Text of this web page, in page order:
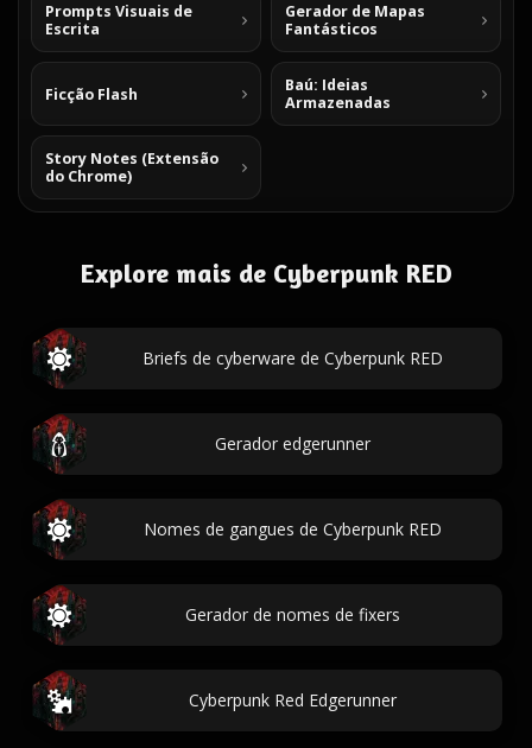
Prompts Visuais de
Escrita
Gerador de Mapas
Fantásticos
Ficção Flash
Baú: Ideias
Armazenadas
Story Notes (Extensão
do Chrome)
Explore mais de Cyberpunk RED
Briefs de cyberware de Cyberpunk RED
Gerador edgerunner
Nomes de gangues de Cyberpunk RED
Gerador de nomes de fixers
Cyberpunk Red Edgerunner